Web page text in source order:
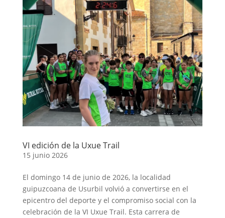
VI edición de la Uxue Trail
15 junio 2026
El domingo 14 de junio de 2026, la localidad
guipuzcoana de Usurbil volvió a convertirse en el
epicentro del deporte y el compromiso social con la
celebración de la VI Uxue Trail. Esta carrera de